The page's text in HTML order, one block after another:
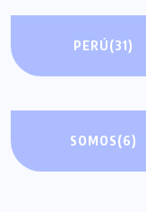
PERÚ(31)
SOMOS(6)